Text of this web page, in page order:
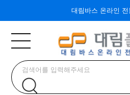
대림바스 온라인 전